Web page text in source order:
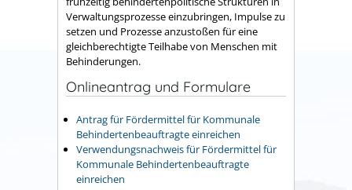
Verwaltungsprozesse einzubringen, Impulse zu
setzen und Prozesse anzustoßen für eine
gleichberechtigte Teilhabe von Menschen mit
Behinderungen.
Onlineantrag und Formulare
Antrag für Fördermittel für Kommunale
Behindertenbeauftragte einreichen
Verwendungsnachweis für Fördermittel für
Kommunale Behindertenbeauftragte
einreichen